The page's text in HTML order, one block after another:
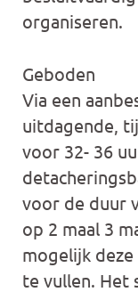
organiseren.
Geboden
Via een
uitdagende,
voor 32- 36
voor de duur
op 2 maal 3
mogelijk
te vullen. Het